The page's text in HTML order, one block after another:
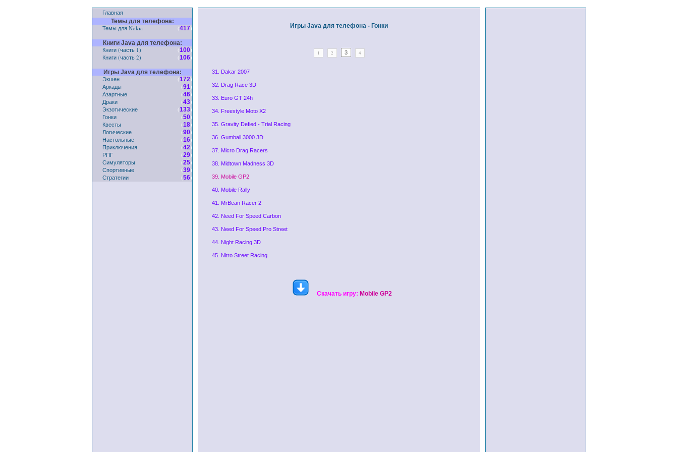
Главная
Темы для телефона:
Темы для Nokia (417)
Книги Java для телефона:
Книги (часть 1) (100)
Книги (часть 2)
(106)
Игры Java для телефона:
Экшен (172)
Аркады
(91)
Азартные
(46)
Драки
(43)
Экзотические
(133)
Гонки
(50)
Квесты
(18)
Логические
(90)
Настольные
(16)
Приключения
(42)
РПГ
(29)
Симуляторы
(25)
Спортивные
(39)
Стратегии
(56)
Игры Java для телефона - Гонки
1 2 3 4
31. Dakar 2007
32. Drag Race 3D
33. Euro GT 24h
34. Freestyle Moto X2
35. Gravity Defied - Trial Racing
36. Gumball 3000 3D
37. Micro Drag Racers
38. Midtown Madness 3D
39. Mobile GP2
40. Mobile Rally
41. MrBean Racer 2
42. Need For Speed Carbon
43. Need For Speed Pro Street
44. Night Racing 3D
45. Nitro Street Racing
Скачать игру: Mobile GP2